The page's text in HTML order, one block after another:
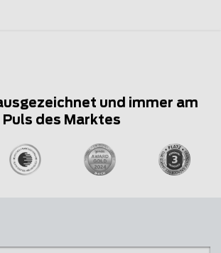
und immer am
Puls des Marktes